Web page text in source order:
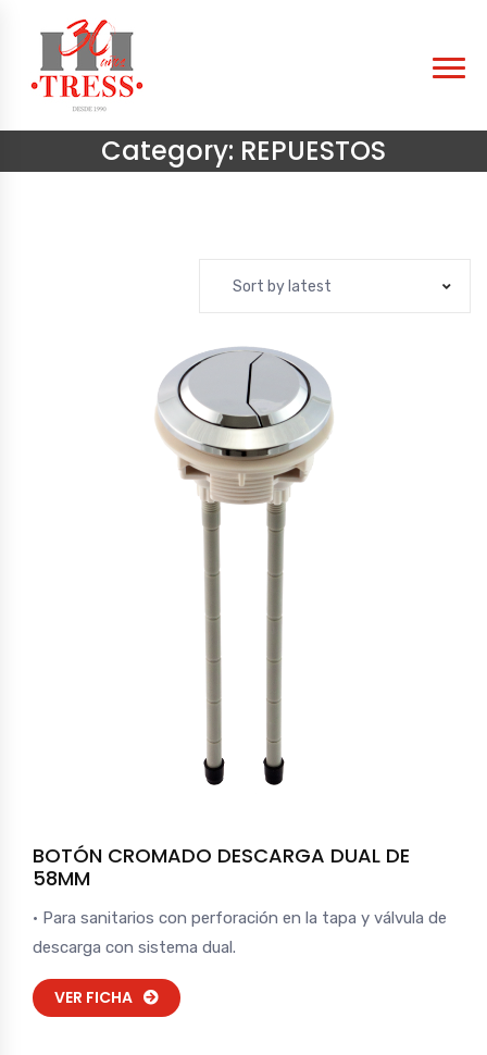
Category: REPUESTOS
Sort by latest
BOTÓN CROMADO DESCARGA DUAL DE
58MM
• Para sanitarios con perforación en la tapa y válvula de
descarga con sistema dual.
VER FICHA